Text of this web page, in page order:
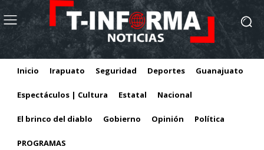
Inicio Irapuato Seguridad Deportes Guanajuato
Espectáculos | Cultura Estatal Nacional
El brinco del diablo Gobierno Opinión Política
PROGRAMAS